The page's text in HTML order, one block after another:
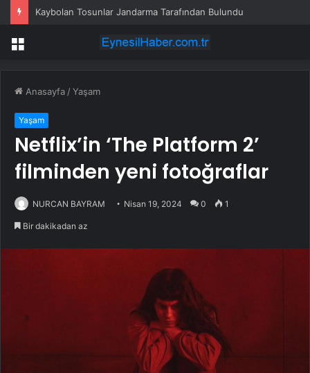
Kaybolan Tosunlar Jandarma Tarafından Bulundu
Menü
Anasayfa /Yaşam
Yaşam
Netflix’in ‘The Platform 2’
filminden yeni fotoğraflar
NURCAN BAYRAM Nisan 19, 2024 0 1
Bir dakikadan az